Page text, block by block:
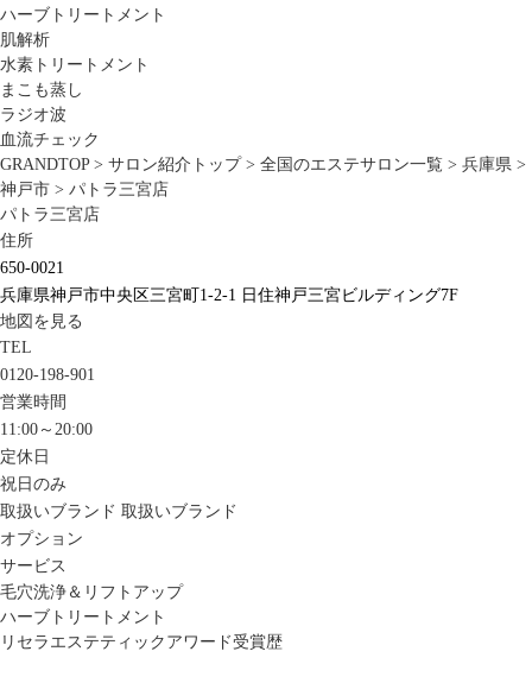
ハーブトリートメント
肌解析
水素トリートメント
まこも蒸し
ラジオ波
血流チェック
GRANDTOP > サロン紹介トップ > 全国のエステサロン一覧 > 兵庫県 >
神戸市 > パトラ三宮店
パトラ三宮店
住所
650-0021
兵庫県神戸市中央区三宮町1-2-1 日住神戸三宮ビルディング7F
地図を見る
TEL
0120-198-901
営業時間
11:00～20:00
定休日
祝日のみ
取扱いブランド 取扱いブランド
オプション
サービス
毛穴洗浄＆リフトアップ
ハーブトリートメント
リセラエステティックアワード受賞歴